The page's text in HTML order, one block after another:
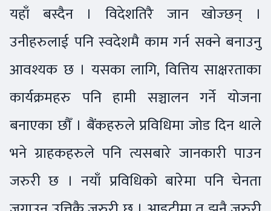
यहाँ बस्दैन । विदेशतिरै जान खोज्छन् ।
उनीहरुलाई पनि स्वदेशमै काम गर्न सक्ने बनाउनु
आवश्यक छ । यसका लागि, वित्तिय साक्षरताका
कार्यक्रमहरु पनि हामी सञ्चालन गर्ने योजना
बनाएका छौँ । बैंकहरुले प्रविधिमा जोड दिन थाले
भने ग्राहकहरुले पनि त्यसबारे जानकारी पाउन
जरुरी छ । नयाँ प्रविधिको बारेमा पनि चेनता